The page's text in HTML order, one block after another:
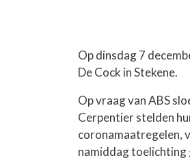
Op dinsdag 7
De Cock in Stekene.
Op vraag van ABS
Cerpentier stelden
coronamaatregelen,
namiddag toelichting